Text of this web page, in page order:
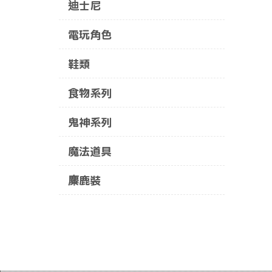
迪士尼
電玩角色
鞋類
食物系列
鬼神系列
魔法道具
麋鹿裝